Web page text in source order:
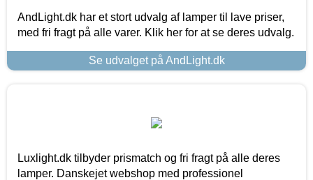
AndLight.dk har et stort udvalg af lamper til lave priser,
med fri fragt på alle varer. Klik her for at se deres udvalg.
Se udvalget på AndLight.dk
Luxlight.dk tilbyder prismatch og fri fragt på alle deres
lamper. Danskejet webshop med professionel